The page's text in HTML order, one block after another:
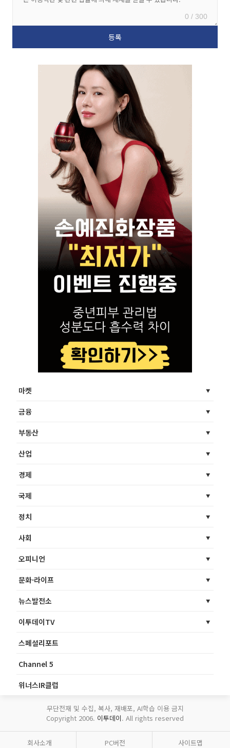
0 / 300
마켓
금융
부동산
산업
경제
국제
정치
사회
오피니언
문화·라이프
뉴스발전소
이투데이TV
스페셜리포트
Channel 5
위너스IR클럽
무단전재 및 수집, 복사, 재배포, AI학습 이용 금지
Copyright 2006. 이투데이. All rights reserved
회사소개 PC버전 사이트맵